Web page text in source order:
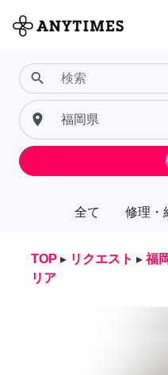
全て 修理・
search
place
TOP ▸ リクエスト ▸ 福
リア